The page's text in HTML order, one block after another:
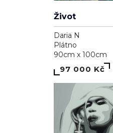
Život
Daria N
Plátno
90cm x 100cm
97 000 Kč